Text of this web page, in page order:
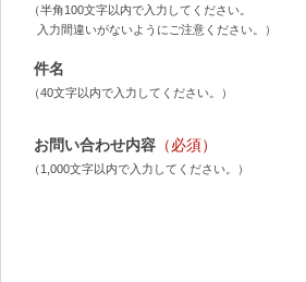
（半角100文字以内で入力してください。
入力間違いがないようにご注意ください。）
件名
（40文字以内で入力してください。）
お問い合わせ内容 （必須）
（1,000文字以内で入力してください。）